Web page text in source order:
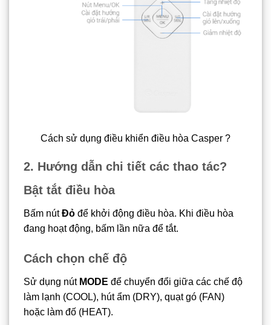
Cách sử dụng điều khiển điều hòa Casper ?
2. Hướng dẫn chi tiết các thao tác?
Bật tắt điều hòa
Bấm nútĐỏ để khởi động điều hòa. Khi điều hòa
đang hoạt động, bấm lần nữa để tắt.
Cách chọn chế độ
Sử dụng nút MODE để chuyển đổi giữa các chế độ
làm lạnh (COOL), hút ẩm (DRY), quạt gó (FAN)
hoặc làm đố (HEAT).